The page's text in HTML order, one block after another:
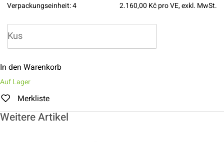
Verpackungseinheit:4 2.160,00 Kč pro VE, exkl. MwSt.
In den Warenkorb
Auf Lager
Merkliste
Weitere Artikel